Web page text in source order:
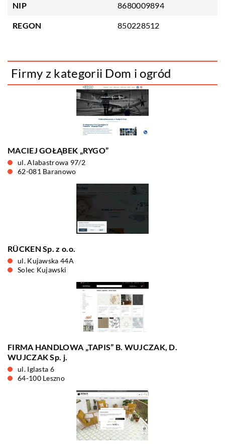
NIP 8680009894
REGON 850228512
Firmy z kategorii Dom i ogród
MACIEJ GOŁĄBEK „RYGO”
ul. Alabastrowa 97/2
62-081 Baranowo
RÜCKEN Sp. z o.o.
ul. Kujawska 44A
Solec Kujawski
FIRMA HANDLOWA „TAPIS” B. WUJCZAK, D.
WUJCZAK Sp. j.
ul. Iglasta 6
64-100 Leszno